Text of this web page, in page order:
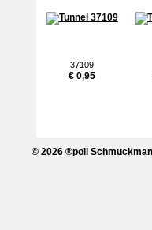
37109
€ 0,95
© 2026 ®poli